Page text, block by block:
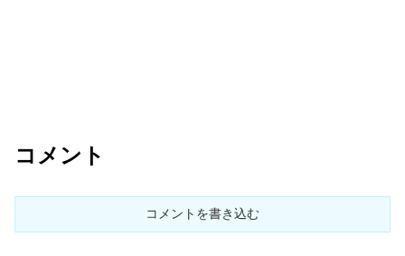
コメント
コメントを書き込む